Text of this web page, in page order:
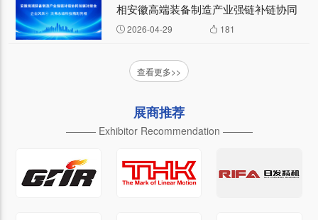
相安徽高端装备制造产业强链补链协同
发展对接会 —— 企业风采④
2026-04-29 181
查看更多>>
展商推荐
——— Exhibitor Recommendation ———